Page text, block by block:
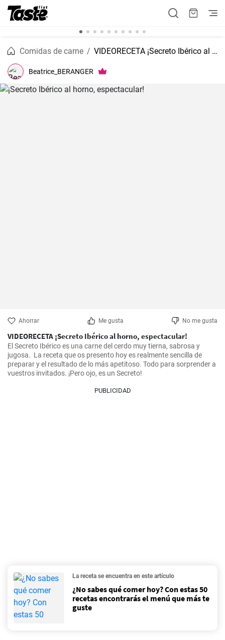
Comidas de carne VIDEORECETA ¡Secreto Ibérico al horno, espectacular!
Beatrice_BERANGER
Ahorrar Me gusta No me gusta
VIDEORECETA ¡Secreto Ibérico al horno, espectacular!
El Secreto Ibérico es una carne del cerdo muy tierna, sabrosa y
jugosa.  La receta que os presento hoy es realmente sencilla de
preparar y el resultado de lo más apetitoso. Todo para sorprender a
vuestros invitados. ¡Pero ojo, es un Secreto!
PUBLICIDAD
La receta se encuentra en este artículo
¿No sabes qué comer hoy? Con estas 50
recetas encontrarás el menú que más te
guste